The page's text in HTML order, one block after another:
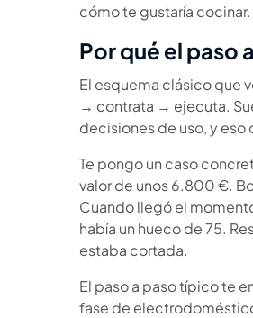
cómo te gustaría
Por qué el paso
El esquema clásico que
→ contrata → ejecuta.
decisiones de uso, y
Te pongo un caso
valor de unos 6.800 €.
Cuando llegó el
había un hueco de 75.
estaba cortada.
El paso a paso típico te
fase de